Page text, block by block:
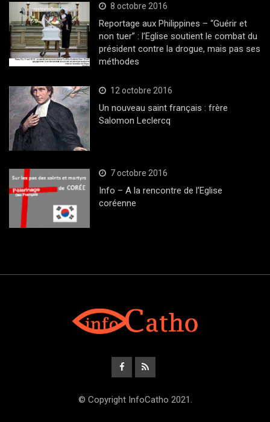
8 octobre 2016
Reportage aux Philippines – “Guérir et
non tuer” : l’Eglise soutient le combat du
président contre la drogue, mais pas ses
méthodes
12 octobre 2016
Un nouveau saint français : frère
Salomon Leclercq
7 octobre 2016
Info – A la rencontre de l’Eglise
coréenne
© Copyright InfoCatho 2021.